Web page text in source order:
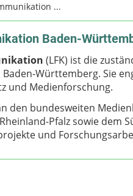
...
Baden-
(LFK) ist die
Württemberg. Sie
und Medienforschung.
den bundesweiten
Pfalz sowie dem
und